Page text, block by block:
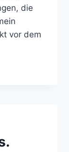
die
vor dem